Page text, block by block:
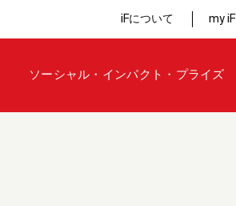
iFについて my iF
ソーシャル・インパクト・プライズ